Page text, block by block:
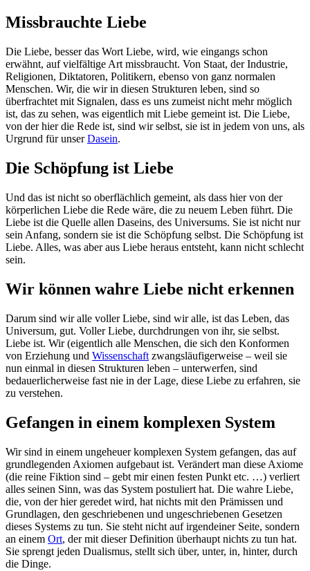
Missbrauchte Liebe
Die Liebe, besser das Wort Liebe, wird, wie eingangs schon
erwähnt, auf vielfältige Art missbraucht. Von Staat, der Industrie,
Religionen, Diktatoren, Politikern, ebenso von ganz normalen
Menschen. Wir, die wir in diesen Strukturen leben, sind so
überfrachtet mit Signalen, dass es uns zumeist nicht mehr möglich
ist, das zu sehen, was eigentlich mit Liebe gemeint ist. Die Liebe,
von der hier die Rede ist, sind wir selbst, sie ist in jedem von uns, als
Urgrund für unserDasein.
Die Schöpfung ist Liebe
Und das ist nicht so oberflächlich gemeint, als dass hier von der
körperlichen Liebe die Rede wäre, die zu neuem Leben führt. Die
Liebe ist die Quelle allen Daseins, des Universums. Sie ist nicht nur
sein Anfang, sondern sie ist die Schöpfung selbst. Die Schöpfung ist
Liebe. Alles, was aber aus Liebe heraus entsteht, kann nicht schlecht
sein.
Wir können wahre Liebe nicht erkennen
Darum sind wir alle voller Liebe, sind wir alle, ist das Leben, das
Universum, gut. Voller Liebe, durchdrungen von ihr, sie selbst.
Liebe ist. Wir (eigentlich alle Menschen, die sich den Konformen
von Erziehung und Wissenschaft zwangsläufigerweise – weil sie
nun einmal in diesen Strukturen leben – unterwerfen, sind
bedauerlicherweise fast nie in der Lage, diese Liebe zu erfahren, sie
zu verstehen.
Gefangen in einem komplexen System
Wir sind in einem ungeheuer komplexen System gefangen, das auf
grundlegenden Axiomen aufgebaut ist. Verändert man diese Axiome
(die reine Fiktion sind – gebt mir einen festen Punkt etc. …) verliert
alles seinen Sinn, was das System postuliert hat. Die wahre Liebe,
die, von der hier geredet wird, hat nichts mit den Prämissen und
Grundlagen, den geschriebenen und ungeschriebenen Gesetzen
dieses Systems zu tun. Sie steht nicht auf irgendeiner Seite, sondern
an einem Ort, der mit dieser Definition überhaupt nichts zu tun hat.
Sie sprengt jeden Dualismus, stellt sich über, unter, in, hinter, durch
die Dinge.